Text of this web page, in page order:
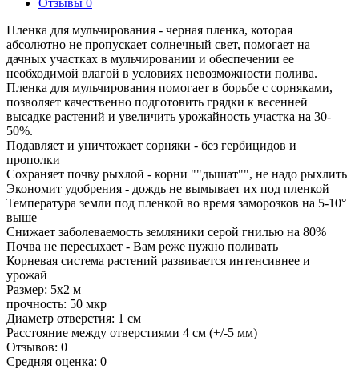
Пленка для мульчирования - черная пленка, которая
абсолютно не пропускает солнечный свет, помогает на
дачных участках в мульчировании и обеспечении ее
необходимой влагой в условиях невозможности полива.
Пленка для мульчирования помогает в борьбе с сорняками,
позволяет качественно подготовить грядки к весенней
высадке растений и увеличить урожайность участка на 30-
50%.
Подавляет и уничтожает сорняки - без гербицидов и
прополки
Сохраняет почву рыхлой - корни ""дышат"", не надо рыхлить
Экономит удобрения - дождь не вымывает их под пленкой
Температура земли под пленкой во время заморозков на 5-10°
выше
Снижает заболеваемость земляники серой гнилью на 80%
Почва не пересыхает - Вам реже нужно поливать
Корневая система растений развивается интенсивнее и
урожай
Размер: 5х2 м
прочность: 50 мкр
Диаметр отверстия: 1 см
Расстояние между отверстиями 4 см (+/-5 мм)
Отзывов: 0
Средняя оценка: 0